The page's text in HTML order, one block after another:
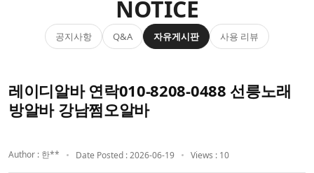
NOTICE
공지사항 Q&A 자유게시판 사용 리뷰
레이디알바 연락010-8208-0488 선릉노래
방알바 강남쩜오알바
Author : 한** Date Posted : 2026-06-19 Views : 10